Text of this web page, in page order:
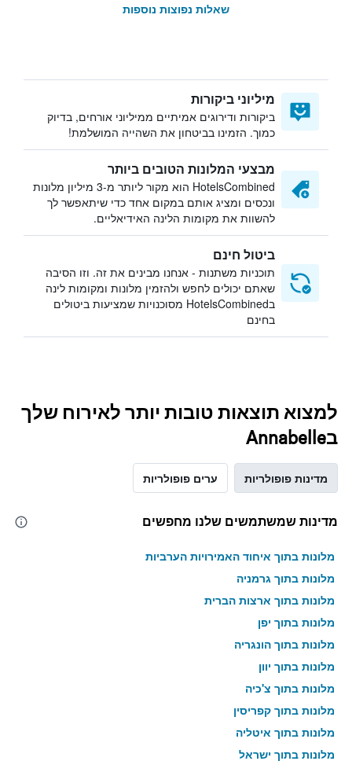
שאלות נפוצות נוספות
מיליוני ביקורות
ביקורות ודירוגים אמיתיים ממיליוני אורחים, בדיוק
כמוך. הזמינו בביטחון את השהייה המושלמת!
מבצעי המלונות הטובים ביותר
HotelsCombined הוא מקור ליותר מ-3 מיליון מלונות
ונכסים ומציג אותם במקום אחד כדי שיתאפשר לך
להשוות את מקומות הלינה האידיאליים.
ביטול חינם
תוכניות משתנות - אנחנו מבינים את זה. וזו הסיבה
שאתם יכולים לחפש ולהזמין מלונות ומקומות לינה
בHotelsCombined מסוכנויות שמציעות ביטולים
בחינם
למצוא תוצאות טובות יותר לאירוח שלך
בAnnabelle
מדינות פופולריות ערים פופולריות
מדינות שמשתמשים שלנו מחפשים
מלונות בתוך איחוד האמירויות הערביות
מלונות בתוך גרמניה
מלונות בתוך ארצות הברית
מלונות בתוך יפן
מלונות בתוך הונגריה
מלונות בתוך יוון
מלונות בתוך צ'כיה
מלונות בתוך קפריסין
מלונות בתוך איטליה
מלונות בתוך ישראל